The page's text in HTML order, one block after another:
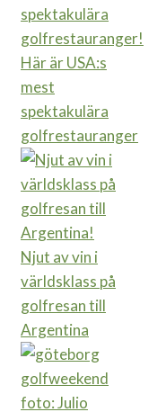
Här är USA:s
mest
spektakulära
golfrestauranger
Njut av vin i
världsklass på
golfresan till
Argentina